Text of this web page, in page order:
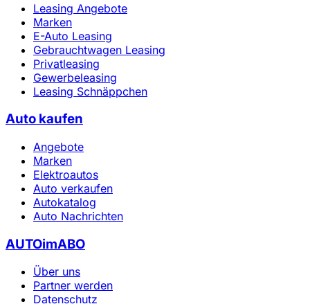
Leasing Angebote
Marken
E-Auto Leasing
Gebrauchtwagen Leasing
Privatleasing
Gewerbeleasing
Leasing Schnäppchen
Auto kaufen
Angebote
Marken
Elektroautos
Auto verkaufen
Autokatalog
Auto Nachrichten
AUTOimABO
Über uns
Partner werden
Datenschutz